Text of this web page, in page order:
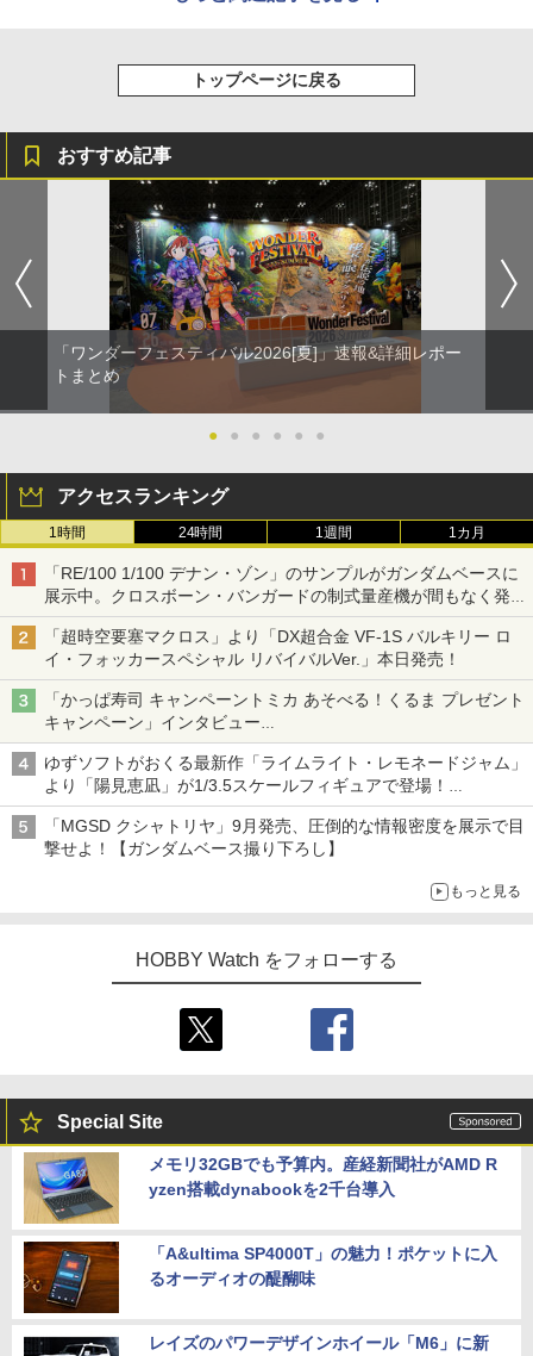
トップページに戻る
おすすめ記事
「ワンダーフェスティバル2026[夏]」速報&詳細レポー
トまとめ
● ● ● ● ● ●
アクセスランキング
1時間 24時間 1週間 1カ月
「RE/100 1/100 デナン・ゾン」のサンプルがガンダムベースに
展示中。クロスボーン・バンガードの制式量産機が間もなく発送
【ガンダムベース撮り下ろし】
「超時空要塞マクロス」より「DX超合金 VF-1S バルキリー ロ
イ・フォッカースペシャル リバイバルVer.」本日発売！
「かっぱ寿司 キャンペーントミカ あそべる！くるま プレゼント
キャンペーン」インタビュー
子どもが楽しめるかっぱ寿司ならではの体験とコラボの楽しさを
追求
ゆずソフトがおくる最新作「ライムライト・レモネードジャム」
より「陽見恵凪」が1/3.5スケールフィギュアで登場！
メガネ姿も表現できるオプションパーツが付属
「MGSD クシャトリヤ」9月発売、圧倒的な情報密度を展示で目
撃せよ！【ガンダムベース撮り下ろし】
もっと見る
HOBBY Watch をフォローする
Special Site
メモリ32GBでも予算内。産経新聞社がAMD R
yzen搭載dynabookを2千台導入
「A&ultima SP4000T」の魅力！ポケットに入
るオーディオの醍醐味
レイズのパワーデザインホイール「M6」に新